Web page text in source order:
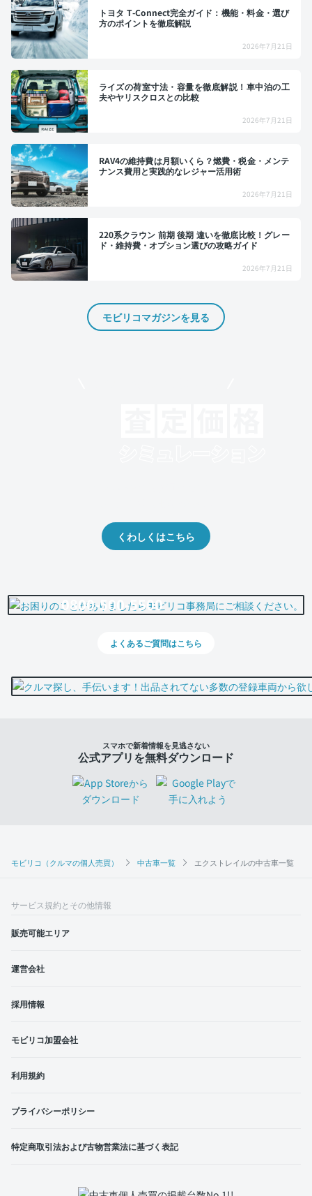
モビリコ（クルマの個人売買） 中古車一覧 エクストレイルの中古車一覧
トヨタ T-Connect完全ガイド：機能・料金・選び
方のポイントを徹底解説
2026年7月21日
ライズの荷室寸法・容量を徹底解説！車中泊の工
夫やヤリスクロスとの比較
2026年7月21日
RAV4の維持費は月額いくら？燃費・税金・メンテ
ナンス費用と実践的なレジャー活用術
2026年7月21日
220系クラウン 前期 後期 違いを徹底比較！グレー
ド・維持費・オプション選びの攻略ガイド
2026年7月21日
モビリコマガジンを見る
くわしくはこちら
0800-500-5500
よくあるご質問はこちら
スマホで新着情報を見逃さない
公式アプリを無料ダウンロード
サービス規約とその他情報
販売可能エリア
運営会社
採用情報
モビリコ加盟会社
利用規約
プライバシーポリシー
特定商取引法および古物営業法に基づく表記